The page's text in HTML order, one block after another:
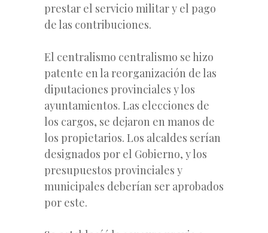
prestar el servicio militar y el pago
de las contribuciones.
El centralismo centralismo se hizo
patente en la reorganización de las
diputaciones provinciales y los
ayuntamientos. Las elecciones de
los cargos, se dejaron en manos de
los propietarios. Los alcaldes serían
designados por el Gobierno, y los
presupuestos provinciales y
municipales deberían ser aprobados
por este.